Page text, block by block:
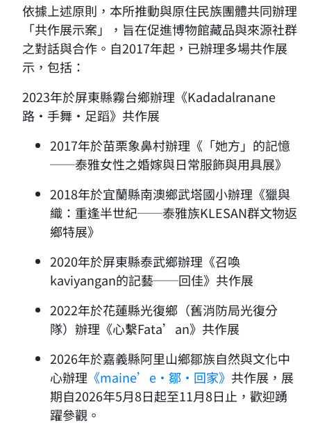
依據上述原則，本所推動與原住民族團體共同辦理
「共作展示案」，旨在促進博物館藏品與來源社群
之對話與合作。自2017年起，已辦理多場共作展
示，包括：
2023年於屏東縣霧台鄉辦理《Kadadalranane
路・手舞・足蹈》共作展
2017年於苗栗象鼻村辦理《「她方」的記憶
──泰雅女性之婚嫁與日常服飾與用具展》
2018年於宜蘭縣南澳鄉武塔國小辦理《獵與
織：重逢半世紀──泰雅族KLESAN群文物返
鄉特展》
2020年於屏東縣泰武鄉辦理《召喚
kaviyangan的記藝──回佳》共作展
2022年於花蓮縣光復鄉（舊消防局光復分
隊）辦理《心繫Fata’an》共作展
2026年於嘉義縣阿里山鄉鄒族自然與文化中
心辦理 《maine’e・鄒・回家》 共作展，展
期自2026年5月8日起至11月8日止，歡迎踴
躍參觀。